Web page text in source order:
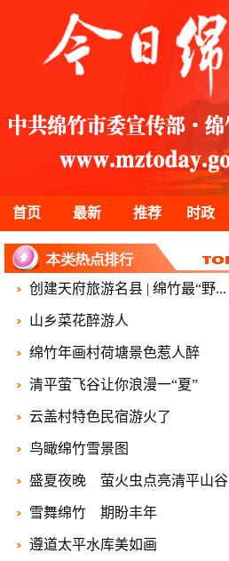
首页 最新 推荐 时政
创建天府旅游名县 | 绵竹最“野...
山乡菜花醉游人
绵竹年画村荷塘景色惹人醉
清平萤飞谷让你浪漫一“夏”
云盖村特色民宿游火了
鸟瞰绵竹雪景图
盛夏夜晚 萤火虫点亮清平山谷
雪舞绵竹 期盼丰年
遵道太平水库美如画